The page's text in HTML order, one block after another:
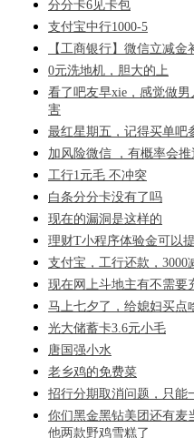
分分卡6见卡包
支付宝中行1000-5
【工商银行】微信立减金
0元洗地机，胆大的上
看了吧友早xie，感觉做
害
最红星期五，记得买单吧
加风险微信 ，有概率会推
工行1元毛 不冲突
白条分分卡没有了吗
现在的漏洞是这样的
理财T小程序体验金可以
支付宝，工行还款，3000
现在网上斗地主有不需要
马上七夕了，给媳妇买点
光大储蓄卡3.6元小毛
唐国强小水
老乡鸡的免费菜
招行分期取消问题，只能
你们黑金黑钻美团还有麦
他两款野鸡雪糕了